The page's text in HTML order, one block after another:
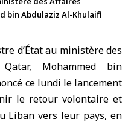
bin Abdulaziz Al-Khulaifi
d’État au ministère des
Mohammed bin
ce lundi le lancement
le retour volontaire et
Liban vers leur pays, en